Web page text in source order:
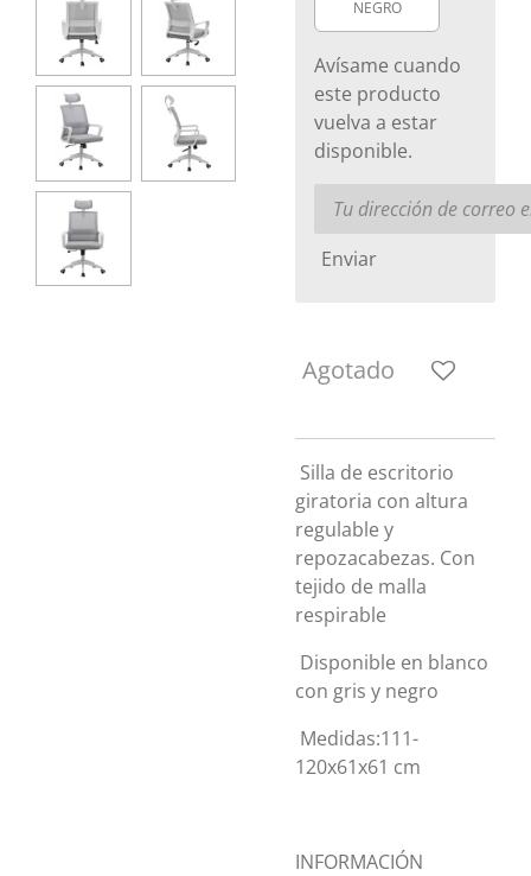
NEGRO
Avísame cuando
este producto
vuelva a estar
disponible.
Enviar
Agotado
Silla de escritorio
giratoria con altura
regulable y
repozacabezas. Con
tejido de malla
respirable
Disponible en blanco
con gris y negro
Medidas:111-
120x61x61 cm
INFORMACIÓN